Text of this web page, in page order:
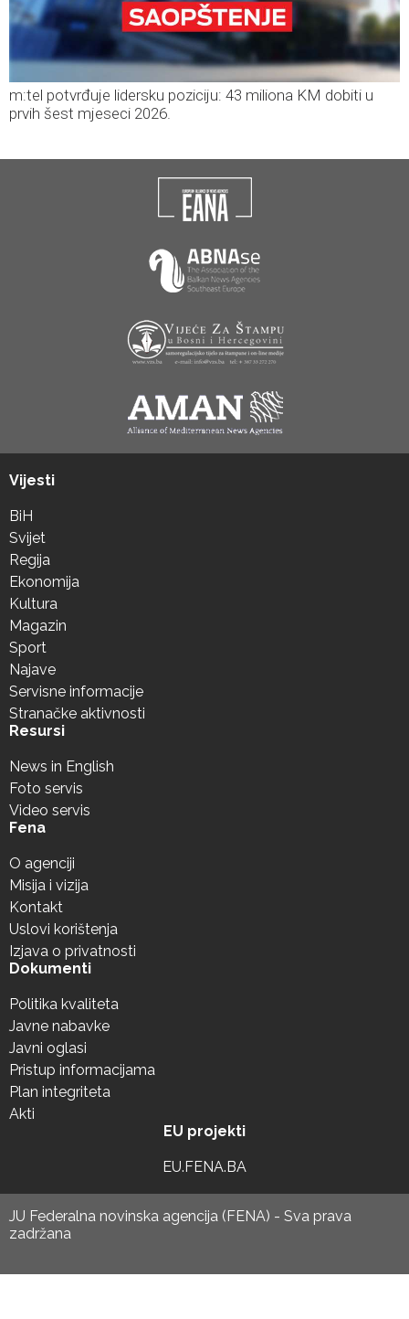
m:tel potvrđuje lidersku poziciju: 43 miliona KM dobiti u
prvih šest mjeseci 2026.
Vijesti
BiH
Svijet
Regija
Ekonomija
Kultura
Magazin
Sport
Najave
Servisne informacije
Stranačke aktivnosti
Resursi
News in English
Foto servis
Video servis
Fena
O agenciji
Misija i vizija
Kontakt
Uslovi korištenja
Izjava o privatnosti
Dokumenti
Politika kvaliteta
Javne nabavke
Javni oglasi
Pristup informacijama
Plan integriteta
Akti
EU projekti
EU.FENA.BA
JU Federalna novinska agencija (FENA) - Sva prava
zadržana